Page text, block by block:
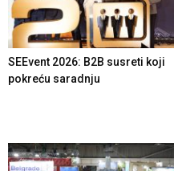
SEEvent 2026: B2B susreti koji
pokreću saradnju